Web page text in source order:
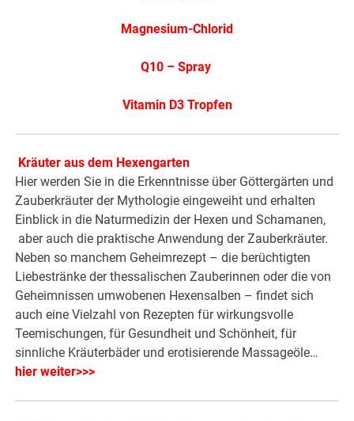
Magnesium-Chlorid
Q10 – Spray
Vitamin D3 Tropfen
Kräuter aus dem Hexengarten
Hier werden Sie in die Erkenntnisse über Göttergärten und
Zauberkräuter der Mythologie eingeweiht und erhalten
Einblick in die Naturmedizin der Hexen und Schamanen,
aber auch die praktische Anwendung der Zauberkräuter.
Neben so manchem Geheimrezept – die berüchtigten
Liebestränke der thessalischen Zauberinnen oder die von
Geheimnissen umwobenen Hexensalben – findet sich
auch eine Vielzahl von Rezepten für wirkungsvolle
Teemischungen, für Gesundheit und Schönheit, für
sinnliche Kräuterbäder und erotisierende Massageöle…
hier weiter>>>